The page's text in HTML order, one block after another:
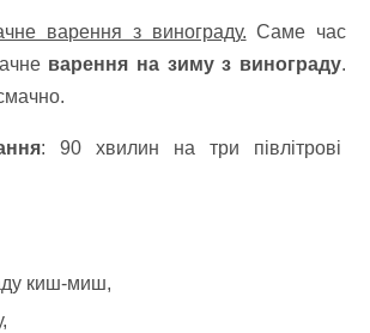
варення з винограду. Саме час
варення на зиму з винограду.
: 90 хвилин на три півлітрові
киш-миш,